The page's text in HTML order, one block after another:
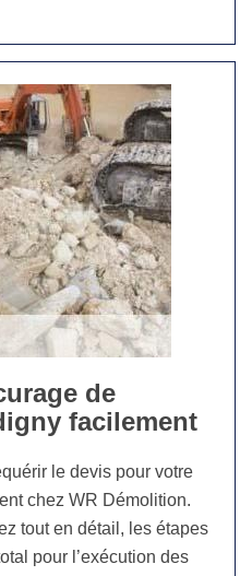
de
facilement
le devis pour votre
chez WR Démolition.
tout en détail, les étapes
pour l’exécution des